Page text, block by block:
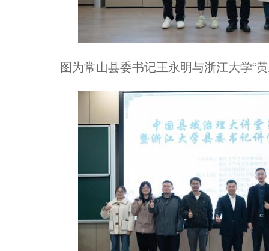
图为常山县委书记王永明与浙江大学“黄